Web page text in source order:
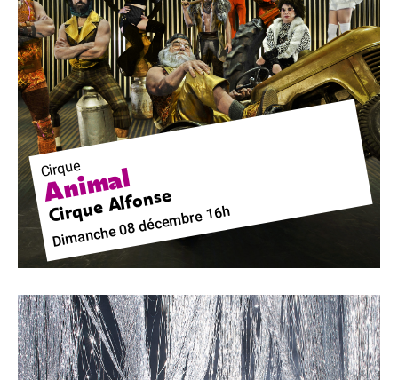
Cirque
Animal
Cirque Alfonse
Dimanche 08 décembre 16h